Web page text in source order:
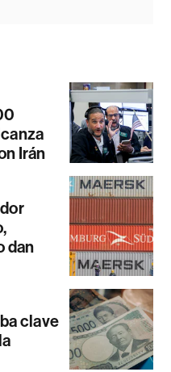
Irán
dan
clave